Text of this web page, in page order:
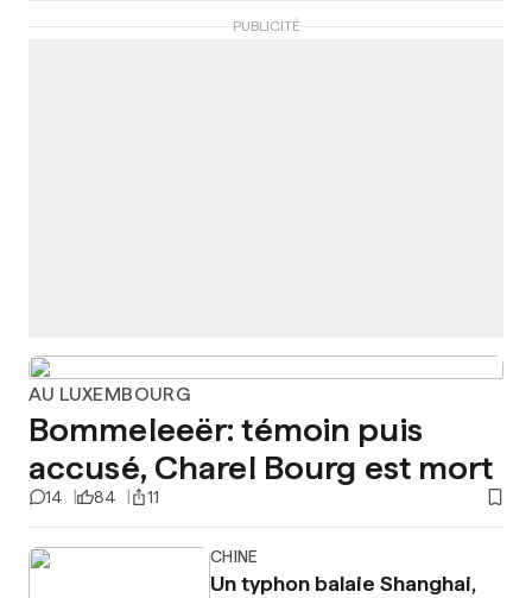
PUBLICITÉ
AU LUXEMBOURG
Bommeleeër: témoin puis
accusé, Charel Bourg est mort
14 84 11
CHINE
Un typhon balaie Shanghai,